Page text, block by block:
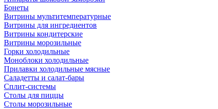
Бонеты
Витрины мультитемпературные
Витрины для ингредиентов
Витрины кондитерские
Витрины морозильные
Горки холодильные
Моноблоки холодильные
Прилавки холодильные мясные
Саладетты и салат-бары
Сплит-системы
Столы для пиццы
Столы морозильные